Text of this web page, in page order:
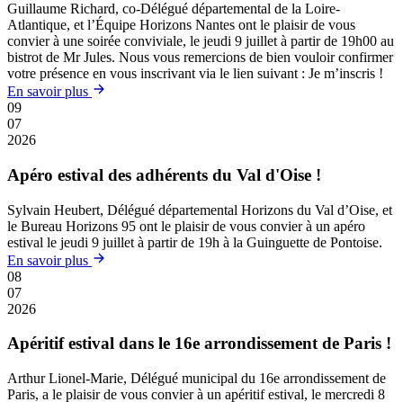
Guillaume Richard, co-Délégué départemental de la Loire-
Atlantique, et l’Équipe Horizons Nantes ont le plaisir de vous
convier à une soirée conviviale, le jeudi 9 juillet à partir de 19h00 au
bistrot de Mr Jules. Nous vous remercions de bien vouloir confirmer
votre présence en vous inscrivant via le lien suivant : Je m’inscris !
En savoir plus
09
07
2026
Apéro estival des adhérents du Val d'Oise !
Sylvain Heubert, Délégué départemental Horizons du Val d’Oise, et
le Bureau Horizons 95 ont le plaisir de vous convier à un apéro
estival le jeudi 9 juillet à partir de 19h à la Guinguette de Pontoise.
En savoir plus
08
07
2026
Apéritif estival dans le 16e arrondissement de Paris !
Arthur Lionel-Marie, Délégué municipal du 16e arrondissement de
Paris, a le plaisir de vous convier à un apéritif estival, le mercredi 8